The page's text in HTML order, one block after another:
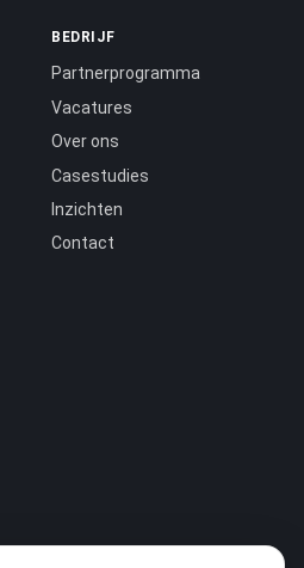
BEDRIJF
Partnerprogramma
Vacatures
Over ons
Casestudies
Inzichten
Contact